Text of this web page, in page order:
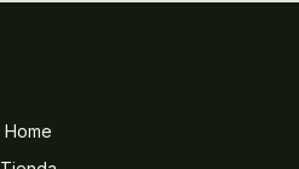
Home